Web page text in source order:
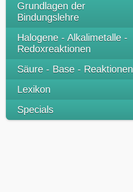
Grundlagen der
Bindungslehre
Halogene - Alkalimetalle -
Redoxreaktionen
Säure - Base - Reaktionen
Lexikon
Specials